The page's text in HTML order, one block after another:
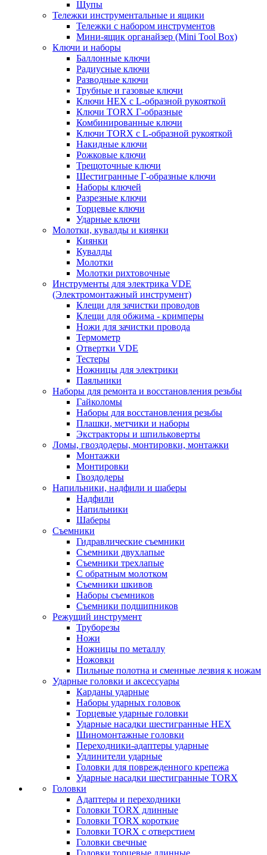
Щупы
Тележки инструментальные и ящики
Тележки с набором инструментов
Мини-ящик органайзер (Mini Tool Box)
Ключи и наборы
Баллонные ключи
Радиусные ключи
Разводные ключи
Трубные и газовые ключи
Ключи HEX с L-образной рукояткой
Ключи TORX Г-образные
Комбинированные ключи
Ключи TORX с L-образной рукояткой
Накидные ключи
Рожковые ключи
Трещоточные ключи
Шестигранные Г-образные ключи
Наборы ключей
Разрезные ключи
Торцевые ключи
Ударные ключи
Молотки, кувалды и киянки
Киянки
Кувалды
Молотки
Молотки рихтовочные
Инструменты для электрика VDE
(Электромонтажный инструмент)
Клещи для зачистки проводов
Клещи для обжима - кримперы
Ножи для зачистки провода
Термометр
Отвертки VDE
Тестеры
Ножницы для электрики
Паяльники
Наборы для ремонта и восстановления резьбы
Гайколомы
Наборы для восстановления резьбы
Плашки, метчики и наборы
Экстракторы и шпильковерты
Ломы, гвоздодеры, монтировки, монтажки
Монтажки
Монтировки
Гвоздодеры
Напильники, надфили и шаберы
Надфили
Напильники
Шаберы
Съемники
Гидравлические съемники
Съемники двухлапые
Съемники трехлапые
С обратным молотком
Съемники шкивов
Наборы съемников
Съемники подшипников
Режущий инструмент
Труборезы
Ножи
Ножницы по металлу
Ножовки
Пильные полотна и сменные лезвия к ножам
Ударные головки и аксессуары
Карданы ударные
Наборы ударных головок
Торцевые ударные головки
Ударные насадки шестигранные HEX
Шиномонтажные головки
Переходники-адаптеры ударные
Удлинители ударные
Головки для поврежденного крепежа
Ударные насадки шестигранные TORX
Головки
Адаптеры и переходники
Головки TORX длинные
Головки TORX короткие
Головки TORX с отверстием
Головки свечные
Головки торцевые длинные